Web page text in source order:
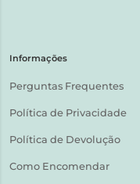
Informações
Perguntas Frequentes
Política de Privacidade
Política de Devolução
Como Encomendar